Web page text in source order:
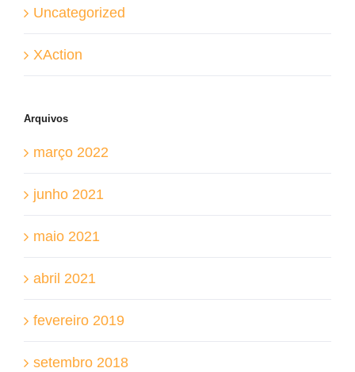
Uncategorized
XAction
Arquivos
março 2022
junho 2021
maio 2021
abril 2021
fevereiro 2019
setembro 2018